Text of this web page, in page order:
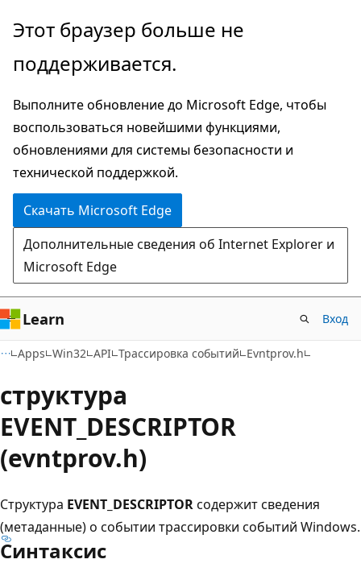
Пропустить
перейти
основному
содержимому
Этот браузер больше не
поддерживается.
Выполните обновление до Microsoft Edge, чтобы
воспользоваться новейшими функциями,
обновлениями для системы безопасности и
технической поддержкой.
Скачать Microsoft Edge
Дополнительные сведения об Internet Explorer и
Microsoft Edge
Learn Вход
Apps Win32 API Трассировка событий Evntprov.h
структура
EVENT_DESCRIPTOR
(evntprov.h)
Структура EVENT_DESCRIPTORсодержит сведения
(метаданные) о событии трассировки событий Windows.
Синтаксис